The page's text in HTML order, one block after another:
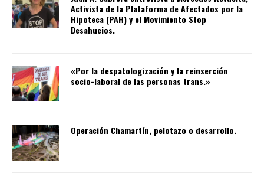
Activista de la Plataforma de Afectados por la
Hipoteca (PAH) y el Movimiento Stop
Desahucios.
«Por la despatologización y la reinserción
socio-laboral de las personas trans.»
Operación Chamartín, pelotazo o desarrollo.